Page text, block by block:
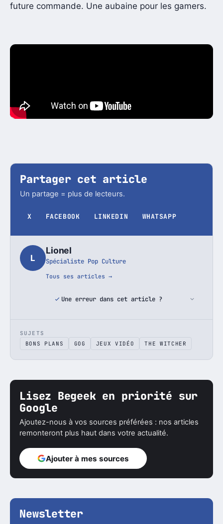
future commande. Une aubaine pour les gamers.
Partager cet article
Un partage = plus de lecteurs.
X FACEBOOK LINKEDIN WHATSAPP
L
Lionel
Spécialiste Pop Culture
Tous ses articles →
Une erreur dans cet article ?
SUJETS
BONS PLANS
GOG JEUX VIDÉO THE WITCHER
Lisez Begeek en priorité sur
Google
Ajoutez-nous à vos sources préférées : nos articles
remonteront plus haut dans votre actualité.
Ajouter à mes sources
Newsletter